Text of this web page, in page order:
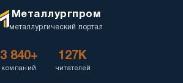
Металлургпром
металлургический портал
3 840+
компаний
127K
читателей